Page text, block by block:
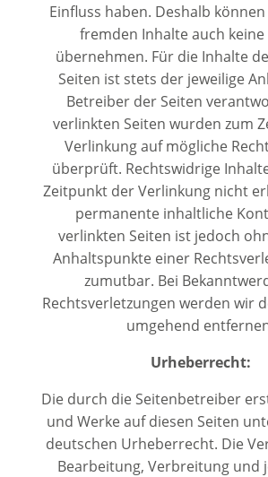
Einfluss haben. Deshalb
fremden Inhalte auch keine
übernehmen. Für die Inhalte
Seiten ist stets der jeweilige
Betreiber der Seiten
verlinkten Seiten wurden zum
Verlinkung auf mögliche
überprüft. Rechtswidrige
Zeitpunkt der Verlinkung nicht
permanente inhaltliche
verlinkten Seiten ist jedoch
Anhaltspunkte einer
zumutbar. Bei
Rechtsverletzungen werden wir
umgehend
Urheberrecht:
Die durch die Seitenbetreiber
und Werke auf diesen Seiten
deutschen Urheberrecht. Die
Bearbeitung, Verbreitung und